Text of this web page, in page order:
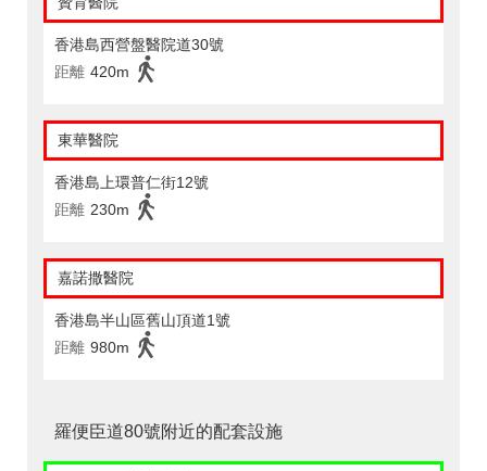
香港島西營盤醫院道30號
距離 420m
東華醫院
香港島上環普仁街12號
距離 230m
嘉諾撒醫院
香港島半山區舊山頂道1號
距離 980m
羅便臣道80號附近的配套設施